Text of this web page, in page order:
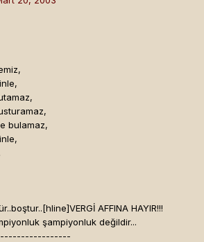
bulamaz,
VERGİ AFFINA HAYIR!!!
şampiyonluk değildir...